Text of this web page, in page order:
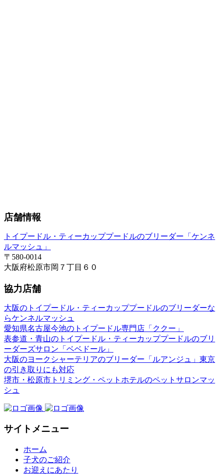
店舗情報
トイプードル・ティーカッププードルのブリーダー「ケンネ
ルマッシュ」
〒580-0014
大阪府松原市岡７丁目６０
協力店舗
大阪のトイプードル・ティーカッププードルのブリーダーな
らケンネルマッシュ
愛知県名古屋今池のトイプードル専門店「ククー」
表参道・青山のトイプードル・ティーカッププードルのブリ
ーダーズサロン「ベベドール」
大阪のヨークシャーテリアのブリーダー「ルアンジュ」東京
の引き取りにも対応
堺市・松原市トリミング・ペットホテルのペットサロンマッ
シュ
サイトメニュー
ホーム
子犬のご紹介
お迎えにあたり